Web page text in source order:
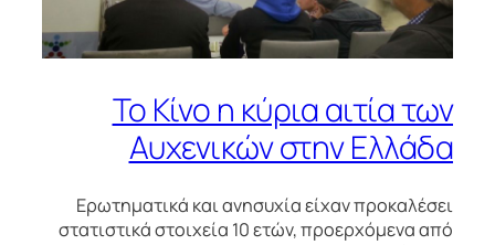
Το Κίνο η κύρια αιτία των
Αυχενικών στην Ελλάδα
Ερωτηματικά και ανησυχία είχαν προκαλέσει
στατιστικά στοιχεία 10 ετών, προερχόμενα από